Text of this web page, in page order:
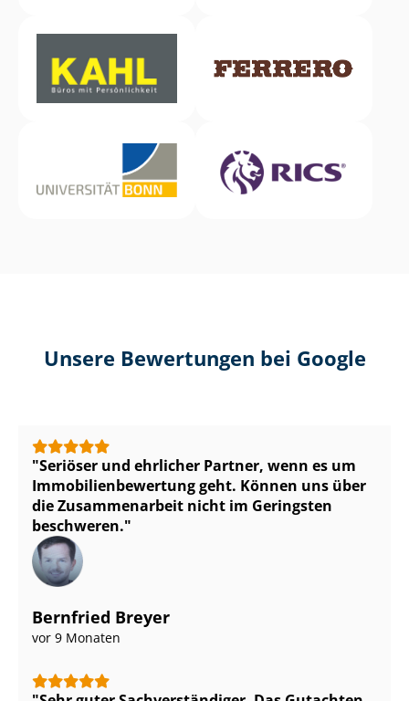
Unsere Bewertungen bei Google
Seriöser und ehrlicher Partner, wenn es um
Im­mo­bi­li­en­be­wer­tung geht. Können uns über
die Zusammenarbeit nicht im Geringsten
beschweren.
Bernfried Breyer
vor 9 Monaten